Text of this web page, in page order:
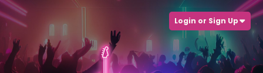
Login or Sign Up